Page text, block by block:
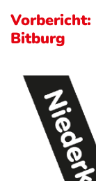
Vorbericht:
Bitburg